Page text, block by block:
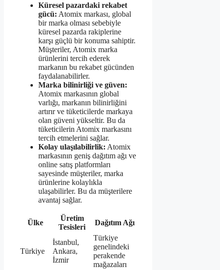
Küresel pazardaki rekabet
gücü: Atomix markası, global
bir marka olması sebebiyle
küresel pazarda rakiplerine
karşı güçlü bir konuma sahiptir.
Müşteriler, Atomix marka
ürünlerini tercih ederek
markanın bu rekabet gücünden
faydalanabilirler.
Marka bilinirliği ve güven:
Atomix markasının global
varlığı, markanın bilinirliğini
artırır ve tüketicilerde markaya
olan güveni yükseltir. Bu da
tüketicilerin Atomix markasını
tercih etmelerini sağlar.
Kolay ulaşılabilirlik: Atomix
markasının geniş dağıtım ağı ve
online satış platformları
sayesinde müşteriler, marka
ürünlerine kolaylıkla
ulaşabilirler. Bu da müşterilere
avantaj sağlar.
Ülke
Üretim
Tesisleri
Dağıtım Ağı
Türkiye
İstanbul,
Ankara,
İzmir
Türkiye
genelindeki
perakende
mağazaları